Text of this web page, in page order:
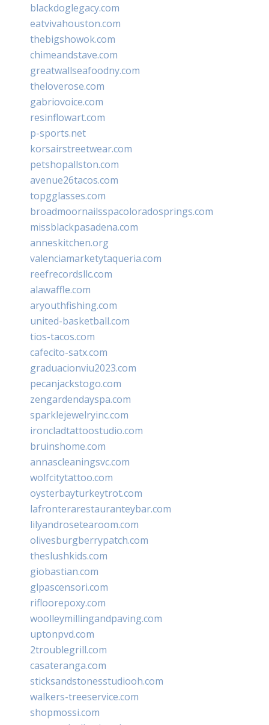
blackdoglegacy.com
eatvivahouston.com
thebigshowok.com
chimeandstave.com
greatwallseafoodny.com
theloverose.com
gabriovoice.com
resinflowart.com
p-sports.net
korsairstreetwear.com
petshopallston.com
avenue26tacos.com
topgglasses.com
broadmoornailsspacoloradosprings.com
missblackpasadena.com
anneskitchen.org
valenciamarketytaqueria.com
reefrecordsllc.com
alawaffle.com
aryouthfishing.com
united-basketball.com
tios-tacos.com
cafecito-satx.com
graduacionviu2023.com
pecanjackstogo.com
zengardendayspa.com
sparklejewelryinc.com
ironcladtattoostudio.com
bruinshome.com
annascleaningsvc.com
wolfcitytattoo.com
oysterbayturkeytrot.com
lafronterarestauranteybar.com
lilyandrosetearoom.com
olivesburgberrypatch.com
theslushkids.com
giobastian.com
glpascensori.com
rifloorepoxy.com
woolleymillingandpaving.com
uptonpvd.com
2troublegrill.com
casateranga.com
sticksandstonesstudiooh.com
walkers-treeservice.com
shopmossi.com